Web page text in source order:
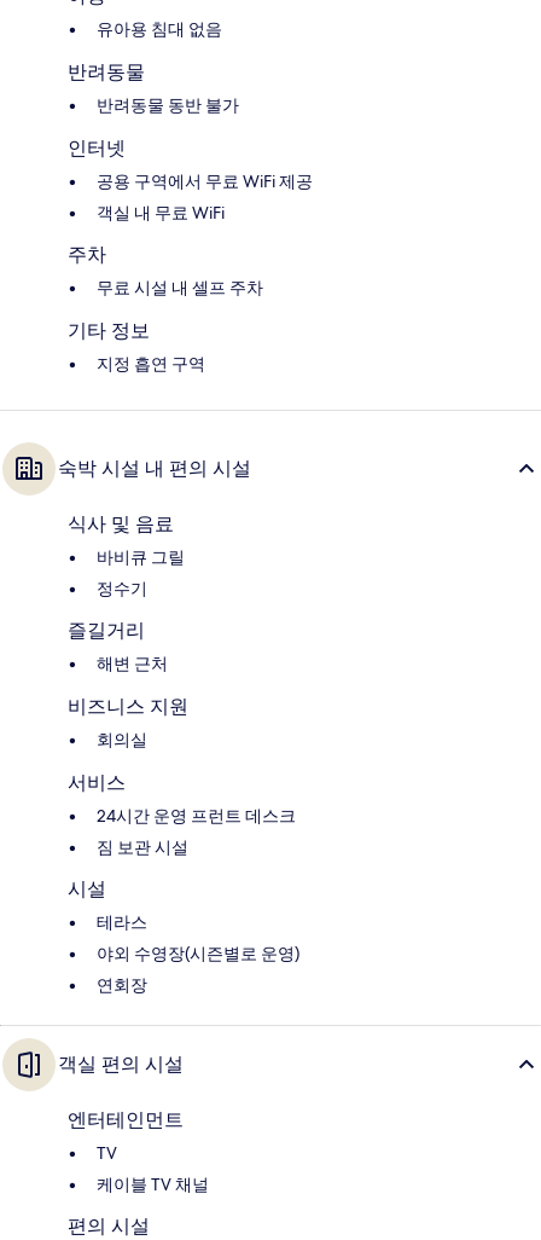
유아용 침대 없음
반려동물
반려동물 동반 불가
인터넷
공용 구역에서 무료 WiFi 제공
객실 내 무료 WiFi
주차
무료 시설 내 셀프 주차
기타 정보
지정 흡연 구역
숙박 시설 내 편의 시설
식사 및 음료
바비큐 그릴
정수기
즐길거리
해변 근처
비즈니스 지원
회의실
서비스
24시간 운영 프런트 데스크
짐 보관 시설
시설
테라스
야외 수영장(시즌별로 운영)
연회장
객실 편의 시설
엔터테인먼트
TV
케이블 TV 채널
편의 시설